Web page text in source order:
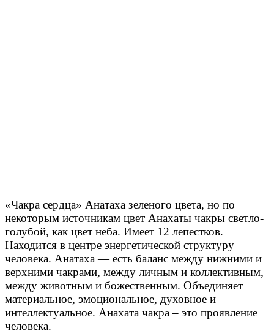
«Чакра сердца» Анатаха зеленого цвета, но по
некоторым источникам цвет Анахаты чакры светло-
голубой, как цвет неба. Имеет 12 лепестков.
Находится в центре энергетической структуру
человека. Анатаха — есть баланс между нижними и
верхними чакрами, между личным и коллективным,
между животным и божественным. Объединяет
материальное, эмоциональное, духовное и
интеллектуальное. Анахата чакра – это проявление
человека.